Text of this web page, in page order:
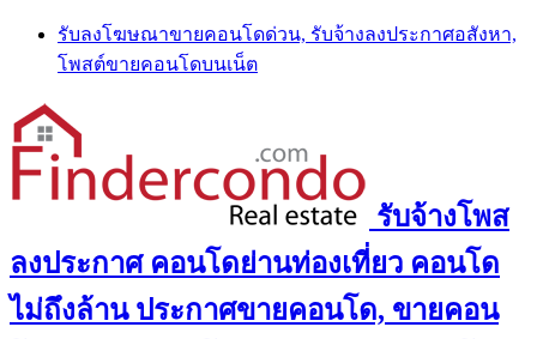
Skip
content
รับลงโฆษณาขายคอนโดด่วน, รับจ้างลงประกาศอสังหา,
โพสต์ขายคอนโดบนเน็ต
รับจ้างโพส
ลงประกาศ คอนโดย่านท่องเที่ยว คอนโด
ไม่ถึงล้าน ประกาศขายคอนโด, ขายคอน